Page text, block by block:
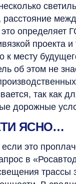
расстояние
определяет
проекта и
к месту
об этом не
так как
дорожные
ЯСНО…
если это
в
трассы